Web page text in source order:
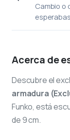
Cambio o
esperabas.
Acerca de
Descubre el
armadura
Funko, está
de 9 cm.